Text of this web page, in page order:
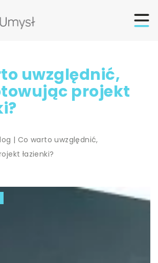
uwzględnić,
projekt
| Co warto uwzględnić,
łazienki?